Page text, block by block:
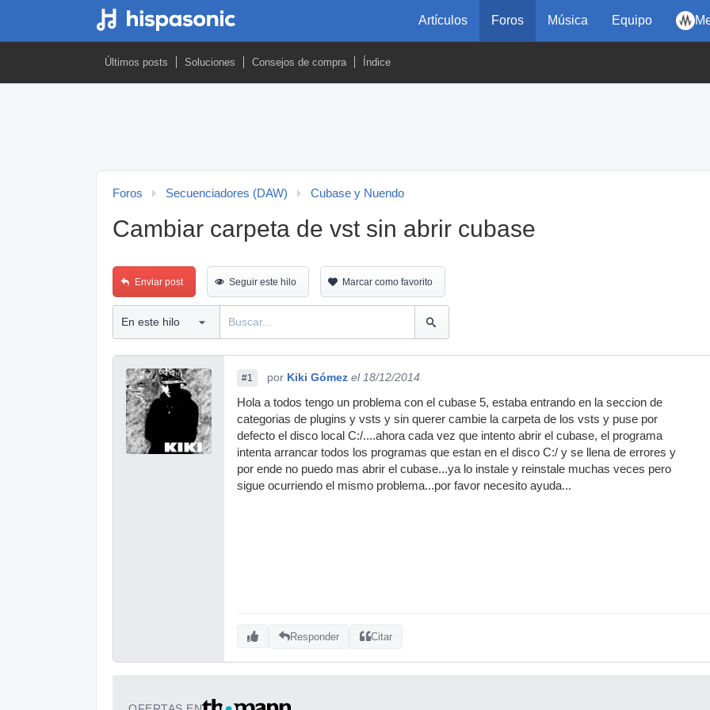
Artículos Foros Música Equipo
Últimos posts Soluciones Consejos de compra Índice
Foros Secuenciadores (DAW) Cubase y Nuendo
Cambiar carpeta de vst sin abrir cubase
Enviar post Seguir este hilo Marcar como favorito
#1 por Kiki Gómez el 18/12/2014
Hola a todos tengo un problema con el cubase 5, estaba entrando en la seccion de
categorias de plugins y vsts y sin querer cambie la carpeta de los vsts y puse por
defecto el disco local C:/....ahora cada vez que intento abrir el cubase, el programa
intenta arrancar todos los programas que estan en el disco C:/ y se llena de errores y
por ende no puedo mas abrir el cubase...ya lo instale y reinstale muchas veces pero
sigue ocurriendo el mismo problema...por favor necesito ayuda...
Responder Citar